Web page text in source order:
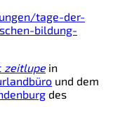
tage-der-
bildung-
zeitlupein
und dem
des